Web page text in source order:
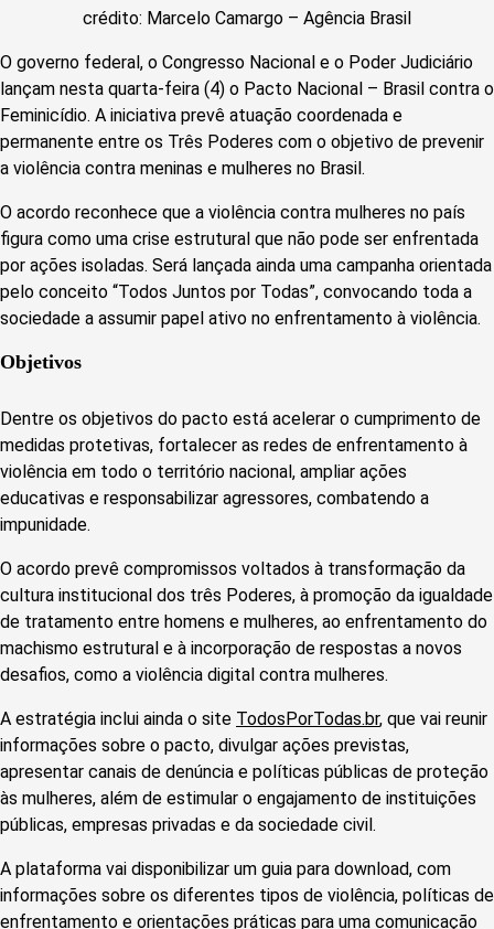
crédito: Marcelo Camargo – Agência Brasil
O governo federal, o Congresso Nacional e o Poder Judiciário
lançam nesta quarta-feira (4) o Pacto Nacional – Brasil contra o
Feminicídio. A iniciativa prevê atuação coordenada e
permanente entre os Três Poderes com o objetivo de prevenir
a violência contra meninas e mulheres no Brasil.
O acordo reconhece que a violência contra mulheres no país
figura como uma crise estrutural que não pode ser enfrentada
por ações isoladas. Será lançada ainda uma campanha orientada
pelo conceito “Todos Juntos por Todas”, convocando toda a
sociedade a assumir papel ativo no enfrentamento à violência.
Objetivos
Dentre os objetivos do pacto está acelerar o cumprimento de
medidas protetivas, fortalecer as redes de enfrentamento à
violência em todo o território nacional, ampliar ações
educativas e responsabilizar agressores, combatendo a
impunidade.
O acordo prevê compromissos voltados à transformação da
cultura institucional dos três Poderes, à promoção da igualdade
de tratamento entre homens e mulheres, ao enfrentamento do
machismo estrutural e à incorporação de respostas a novos
desafios, como a violência digital contra mulheres.
A estratégia inclui ainda o site TodosPorTodas.br, que vai reunir
informações sobre o pacto, divulgar ações previstas,
apresentar canais de denúncia e políticas públicas de proteção
às mulheres, além de estimular o engajamento de instituições
públicas, empresas privadas e da sociedade civil.
A plataforma vai disponibilizar um guia para download, com
informações sobre os diferentes tipos de violência, políticas de
enfrentamento e orientações práticas para uma comunicação